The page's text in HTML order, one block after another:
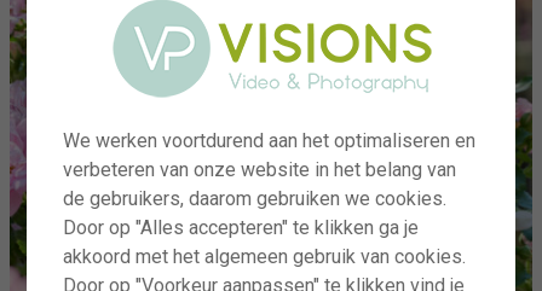
We werken voortdurend aan het optimaliseren en
verbeteren van onze website in het belang van
de gebruikers, daarom gebruiken we cookies.
Door op "Alles accepteren" te klikken ga je
akkoord met het algemeen gebruik van cookies.
Door op "Voorkeur aanpassen" te klikken vind je